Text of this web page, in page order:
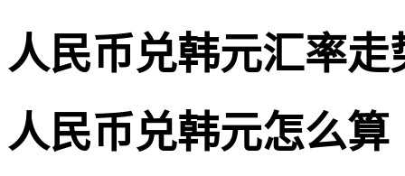
人民币兑韩元汇率走
人民币兑韩元怎么算